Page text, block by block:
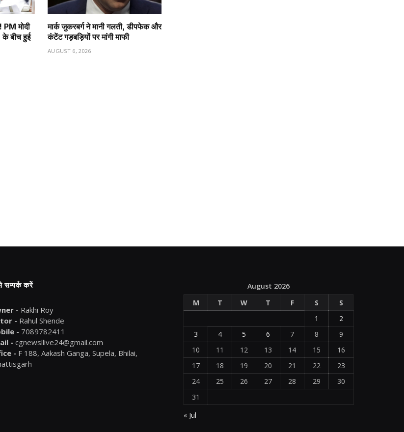
मोदी
बीच हुई
मार्क जुकरबर्ग ने मानी गलती, डीपफेक और
कंटेंट गड़बड़ियों पर मांगी माफी
AUGUST 6, 2026
सम्पर्क करें
- Rakhi Roy
- Rahul Shende
- 7089782411
- cgnewsllive24@gmail.com
- F 188, Aakash Ganga, Supela, Bhilai,
August 2026
M
T W T F S
S
1
2
3
4 5 6 7 8
9
10
11 12 13 14 15
16
17
18 19 20 21 22
23
24
25 26 27 28 29
30
31
« Jul